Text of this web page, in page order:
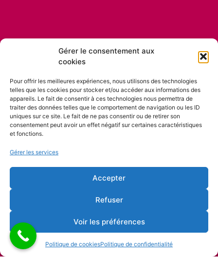
Gérer le consentement aux
cookies
Pour offrir les meilleures expériences, nous utilisons des technologies
telles que les cookies pour stocker et/ou accéder aux informations des
appareils. Le fait de consentir à ces technologies nous permettra de
traiter des données telles que le comportement de navigation ou les ID
uniques sur ce site. Le fait de ne pas consentir ou de retirer son
consentement peut avoir un effet négatif sur certaines caractéristiques
et fonctions.
Gérer les services
Accepter
Refuser
Voir les préférences
Politique de cookiesPolitique de confidentialité
Nos partenaires